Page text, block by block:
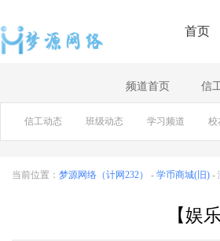
首页
频道首页 信
信工动态 班级动态 学习频道 校
当前位置： 梦源网络（计网232） - 学币商城(旧) -
【娱